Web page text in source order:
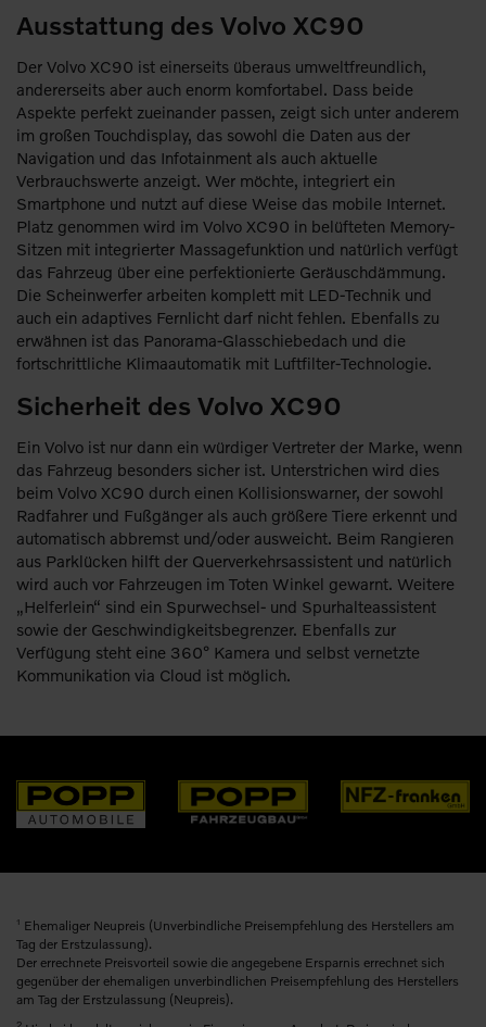
Ausstattung des Volvo XC90
Der Volvo XC90 ist einerseits überaus umweltfreundlich,
andererseits aber auch enorm komfortabel. Dass beide
Aspekte perfekt zueinander passen, zeigt sich unter anderem
im großen Touchdisplay, das sowohl die Daten aus der
Navigation und das Infotainment als auch aktuelle
Verbrauchswerte anzeigt. Wer möchte, integriert ein
Smartphone und nutzt auf diese Weise das mobile Internet.
Platz genommen wird im Volvo XC90 in belüfteten Memory-
Sitzen mit integrierter Massagefunktion und natürlich verfügt
das Fahrzeug über eine perfektionierte Geräuschdämmung.
Die Scheinwerfer arbeiten komplett mit LED-Technik und
auch ein adaptives Fernlicht darf nicht fehlen. Ebenfalls zu
erwähnen ist das Panorama-Glasschiebedach und die
fortschrittliche Klimaautomatik mit Luftfilter-Technologie.
Sicherheit des Volvo XC90
Ein Volvo ist nur dann ein würdiger Vertreter der Marke, wenn
das Fahrzeug besonders sicher ist. Unterstrichen wird dies
beim Volvo XC90 durch einen Kollisionswarner, der sowohl
Radfahrer und Fußgänger als auch größere Tiere erkennt und
automatisch abbremst und/oder ausweicht. Beim Rangieren
aus Parklücken hilft der Querverkehrsassistent und natürlich
wird auch vor Fahrzeugen im Toten Winkel gewarnt. Weitere
„Helferlein“ sind ein Spurwechsel- und Spurhalteassistent
sowie der Geschwindigkeitsbegrenzer. Ebenfalls zur
Verfügung steht eine 360° Kamera und selbst vernetzte
Kommunikation via Cloud ist möglich.
1 Ehemaliger Neupreis (Unverbindliche Preisempfehlung des Herstellers am
Tag der Erstzulassung).
Der errechnete Preisvorteil sowie die angegebene Ersparnis errechnet sich
gegenüber der ehemaligen unverbindlichen Preisempfehlung des Herstellers
am Tag der Erstzulassung (Neupreis).
2